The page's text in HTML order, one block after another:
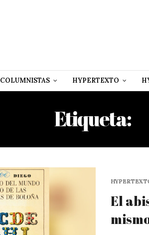
COLUMNISTAS HYPERTEXTO
Etiqueta:
El